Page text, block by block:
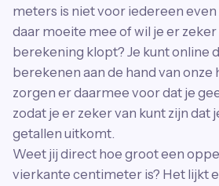
meters is niet voor iedereen
daar moeite mee of wil je er zeker
berekening klopt? Je kunt online
berekenen aan de hand van onze
zorgen er daarmee voor dat je
zodat je er zeker van kunt zijn dat
getallen uitkomt.
Weet jij direct hoe groot een
vierkante centimeter is? Het lijkt